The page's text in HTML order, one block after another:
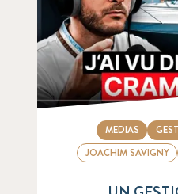
MEDIAS
JOACHIM SAVIGNY